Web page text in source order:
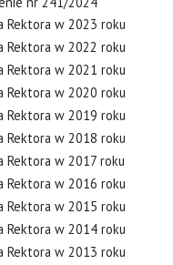
Rektora w 2023 roku
Rektora w 2022 roku
Rektora w 2021 roku
Rektora w 2020 roku
Rektora w 2019 roku
Rektora w 2018 roku
Rektora w 2017 roku
Rektora w 2016 roku
Rektora w 2015 roku
Rektora w 2014 roku
Rektora w 2013 roku